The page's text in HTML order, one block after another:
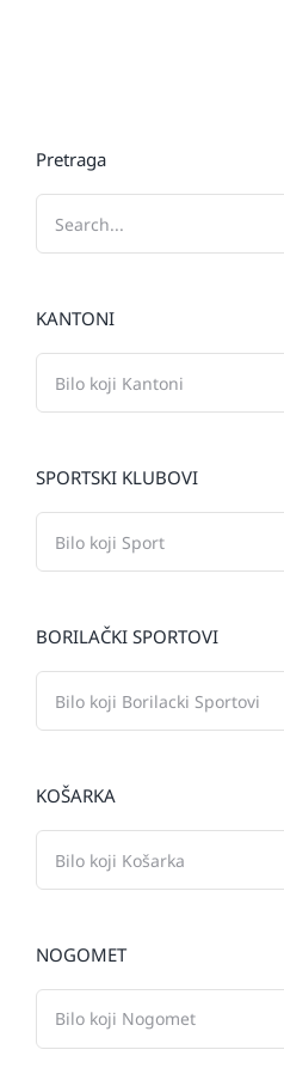
Pretraga
KANTONI
SPORTSKI KLUBOVI
BORILAČKI SPORTOVI
KOŠARKA
NOGOMET